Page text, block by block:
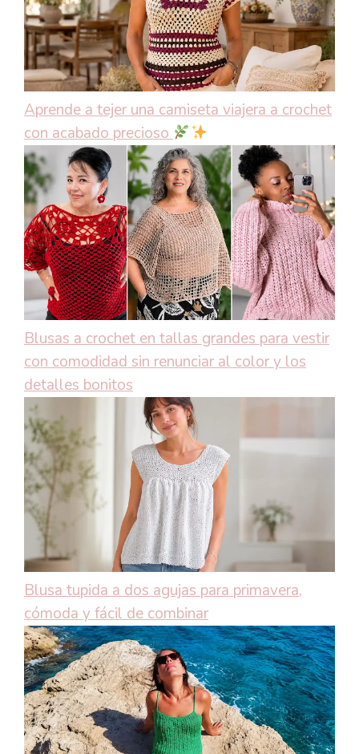
Aprende a tejer una camiseta viajera a crochet
con acabado precioso
Blusas a crochet en tallas grandes para vestir
con comodidad sin renunciar al color y los
detalles bonitos
Blusa tupida a dos agujas para primavera,
cómoda y fácil de combinar